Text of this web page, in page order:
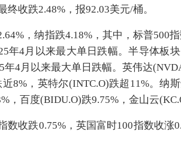
终收跌2.48%，报92.03美元/桶。
，纳指跌4.18%，其中，标普500
年4月以来最大单日跌幅。半导体板
4月以来最大单日跌幅。英伟达
8%，英特尔(INTC.O)跌超11%。纳
，百度(BIDU.O)跌9.75%，金山云
数收跌0.75%，英国富时100指数收涨